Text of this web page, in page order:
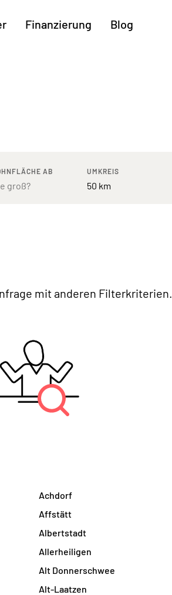
Finanzierung Blog
AB UMKREIS
mit anderen Filterkriterien.
Achdorf
Affstätt
Albertstadt
Allerheiligen
Alt Donnerschwee
Alt-Laatzen